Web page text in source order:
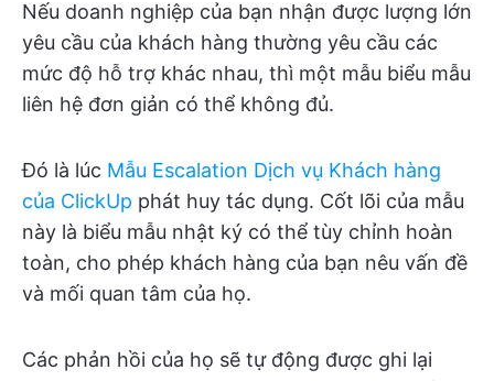
Nếu doanh nghiệp của bạn nhận được lượng lớn
yêu cầu của khách hàng thường yêu cầu các
mức độ hỗ trợ khác nhau, thì một mẫu biểu mẫu
liên hệ đơn giản có thể không đủ.
Đó là lúc Mẫu Escalation Dịch vụ Khách hàng
của ClickUp phát huy tác dụng. Cốt lõi của mẫu
này là biểu mẫu nhật ký có thể tùy chỉnh hoàn
toàn, cho phép khách hàng của bạn nêu vấn đề
và mối quan tâm của họ.
Các phản hồi của họ sẽ tự động được ghi lại